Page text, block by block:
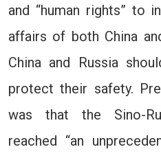
and “human rights” to
affairs of both China
China and Russia
protect their safety.
was that the Sino-
reached “an